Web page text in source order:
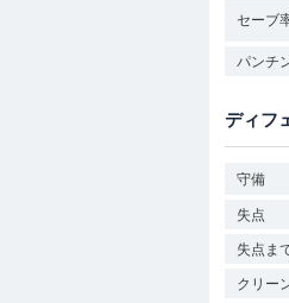
セーブ
パンチ
ディフ
守備
失点
失点ま
クリー